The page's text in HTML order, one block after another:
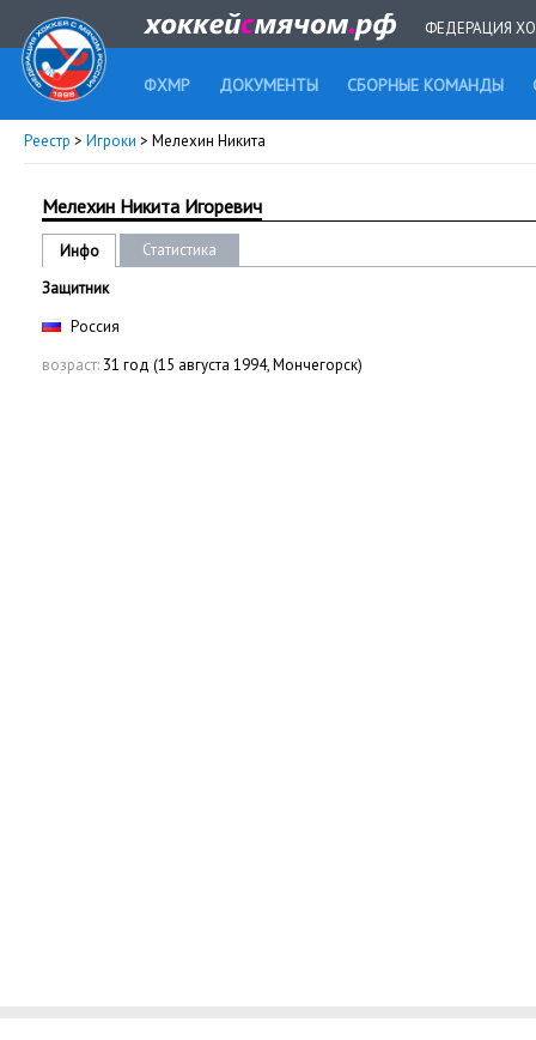
ФЕДЕРАЦИЯ
ФХМР ДОКУМЕНТЫ СБОРНЫЕ КОМАНДЫ
Реестр > Игроки > Мелехин Никита
Мелехин Никита Игоревич
Инфо
Статистика
Защитник
Россия
возраст: 31 год (15 августа 1994, Мончегорск)